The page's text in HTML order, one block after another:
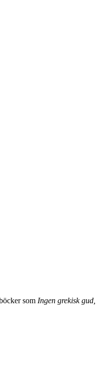
som Ingen grekisk gud,